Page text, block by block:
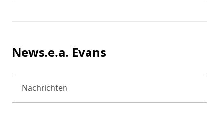
News.e.a. Evans
Nachrichten